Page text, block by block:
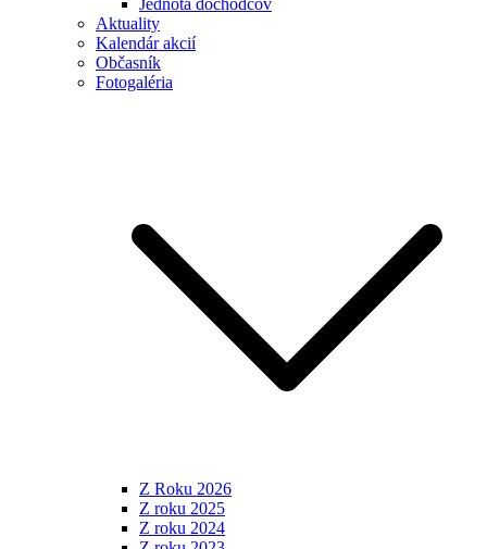
Jednota dôchodcov
Aktuality
Kalendár akcií
Občasník
Fotogaléria
Z Roku 2026
Z roku 2025
Z roku 2024